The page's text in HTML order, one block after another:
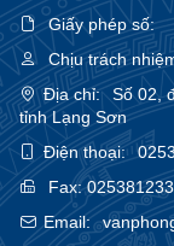
Giấy phép số:
Chịu trách
Địa chỉ:
Số 02,
tỉnh Lạng Sơn
Điện thoại:
Fax:
Email: